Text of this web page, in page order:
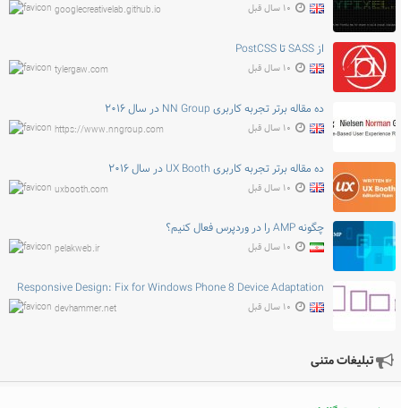
googlecreativelab.github.io ۱۰ سال قبل
از SASS تا PostCSS
tylergaw.com ۱۰ سال قبل
ده مقاله برتر تجربه کاربری NN Group در سال ۲۰۱۶
https://www.nngroup.com ۱۰ سال قبل
ده مقاله برتر تجربه کاربری UX Booth در سال ۲۰۱۶
uxbooth.com ۱۰ سال قبل
چگونه AMP را در وردپرس فعال کنیم؟
pelakweb.ir ۱۰ سال قبل
Responsive Design: Fix for Windows Phone 8 Device Adaptation
devhammer.net ۱۰ سال قبل
تبلیغات متنی